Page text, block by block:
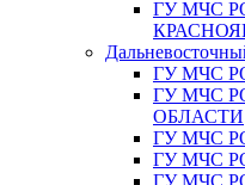
ГУ МЧС
ГУ МЧС
ГУ МЧС
ОБЛАСТИ
ГУ МЧС
ГУ МЧС
ГУ МЧС